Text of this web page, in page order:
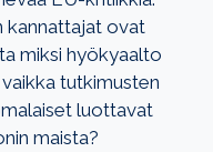
kannattajat ovat
miksi hyökyaalto
tutkimusten
luottavat
maista?